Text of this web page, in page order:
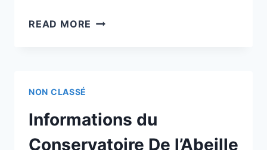
READ MORE MODIFICATION
SAMEDI
20
JUIN
NON CLASSÉ
Informations du
Conservatoire De l’Abeille